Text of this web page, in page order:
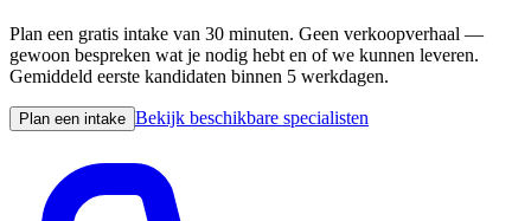
Plan een gratis intake van 30 minuten. Geen verkoopverhaal —
gewoon bespreken wat je nodig hebt en of we kunnen leveren.
Gemiddeld eerste kandidaten binnen 5 werkdagen.
Plan een intake Bekijk beschikbare specialisten